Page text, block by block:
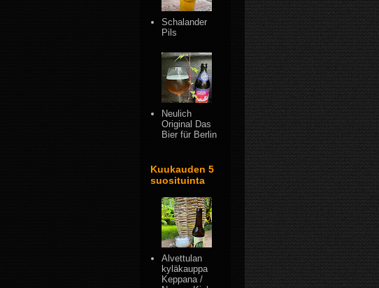
Schalander
Pils
Neulich
Original Das
Bier für Berlin
Kuukauden 5
suosituinta
Alvettulan
kyläkauppa
Keppana /